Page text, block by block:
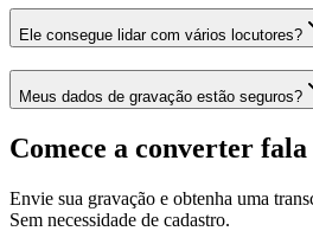
Ele consegue lidar com vários locutores?
Meus dados de gravação estão seguros?
Comece a converter
Envie sua gravação e obtenha uma
Sem necessidade de cadastro.